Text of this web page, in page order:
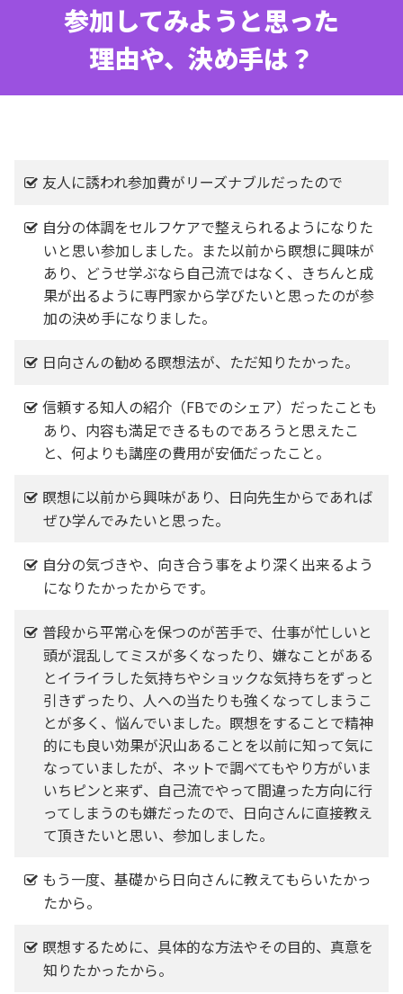
参加してみようと思った
理由や、決め手は？
友人に誘われ参加費がリーズナブルだったので
自分の体調をセルフケアで整えられるようになりた
いと思い参加しました。また以前から瞑想に興味が
あり、どうせ学ぶなら自己流ではなく、きちんと成
果が出るように専門家から学びたいと思ったのが参
加の決め手になりました。
日向さんの勧める瞑想法が、ただ知りたかった。
信頼する知人の紹介（FBでのシェア）だったことも
あり、内容も満足できるものであろうと思えたこ
と、何よりも講座の費用が安価だったこと。
瞑想に以前から興味があり、日向先生からであれば
ぜひ学んでみたいと思った。
自分の気づきや、向き合う事をより深く出来るよう
になりたかったからです。
普段から平常心を保つのが苦手で、仕事が忙しいと
頭が混乱してミスが多くなったり、嫌なことがある
とイライラした気持ちやショックな気持ちをずっと
引きずったり、人への当たりも強くなってしまうこ
とが多く、悩んでいました。瞑想をすることで精神
的にも良い効果が沢山あることを以前に知って気に
なっていましたが、ネットで調べてもやり方がいま
いちピンと来ず、自己流でやって間違った方向に行
ってしまうのも嫌だったので、日向さんに直接教え
て頂きたいと思い、参加しました。
もう一度、基礎から日向さんに教えてもらいたかっ
たから。
瞑想するために、具体的な方法やその目的、真意を
知りたかったから。